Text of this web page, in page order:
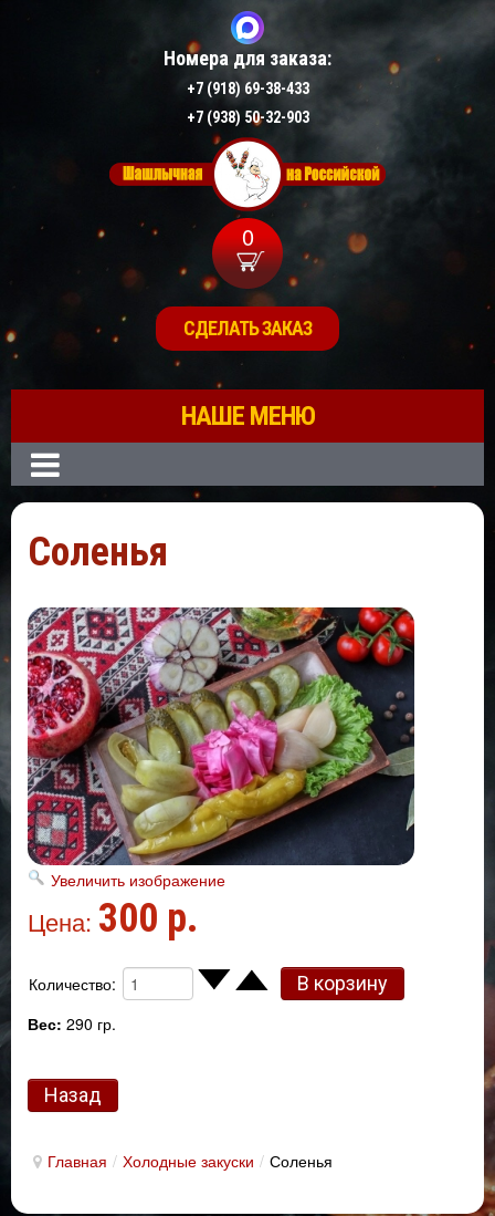
Номера для заказа:
+7 (918) 69-38-433
+7 (938) 50-32-903
0
СДЕЛАТЬ ЗАКАЗ
НАШЕ МЕНЮ
Соленья
Увеличить изображение
Цена: 300 р.
Количество:
Вес: 290 гр.
Главная / Холодные закуски / Соленья